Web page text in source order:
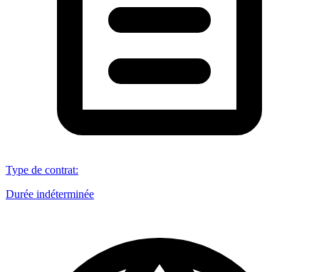
Type de contrat:
Durée indéterminée